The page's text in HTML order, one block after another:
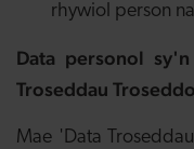
rhywiol person
Data personol
Troseddau
Mae 'Data